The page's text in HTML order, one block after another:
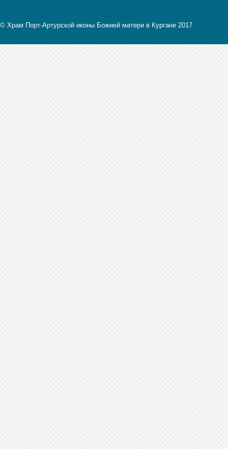
© Храм Порт-Артурской иконы Божией матери в Кургане 2017